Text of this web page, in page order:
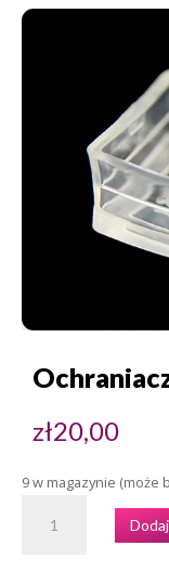
zł20,00
9 w magazynie (może
OCHRANIACZE